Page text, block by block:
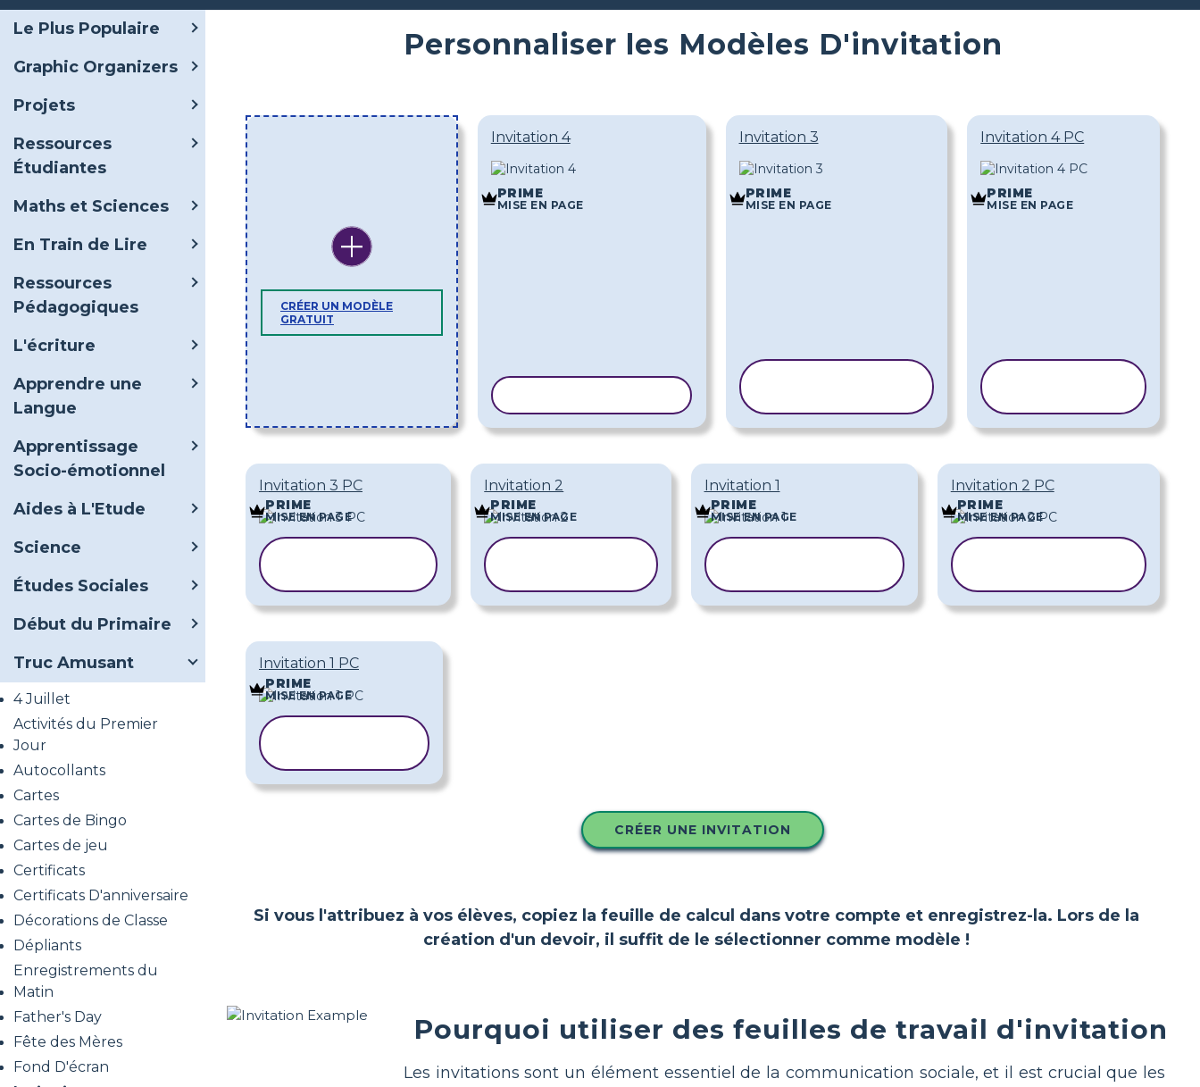
Le Plus Populaire
Graphic Organizers
Projets
Ressources
Étudiantes
Maths et Sciences
En Train de Lire
Ressources
Pédagogiques
L'écriture
Apprendre une
Langue
Apprentissage
Socio-émotionnel
Aides à L'Etude
Science
Études Sociales
Début du Primaire
Truc Amusant
4 Juillet
Activités du Premier
Jour
Autocollants
Cartes
Cartes de Bingo
Cartes de jeu
Certificats
Certificats D'anniversaire
Décorations de Classe
Dépliants
Enregistrements du
Matin
Father's Day
Fête des Mères
Fond D'écran
Personnaliser les Modèles D'invitation
CRÉER UN MODÈLE
GRATUIT
Invitation 4
PRIME
MISE EN PAGE
Invitation 3
PRIME
MISE EN PAGE
Invitation 4 PC
PRIME
MISE EN PAGE
Invitation 3 PC
PRIME
MISE EN PAGE
Invitation 2
PRIME
MISE EN PAGE
Invitation 1
PRIME
MISE EN PAGE
Invitation 2 PC
PRIME
MISE EN PAGE
Invitation 1 PC
PRIME
MISE EN PAGE
CRÉER UNE INVITATION
Si vous l'attribuez à vos élèves, copiez la feuille de calcul dans votre compte et enregistrez-la. Lors de la
création d'un devoir, il suffit de le sélectionner comme modèle !
Pourquoi utiliser des feuilles de travail d'invitation
Les invitations sont un élément essentiel de la communication sociale, et il est crucial que les